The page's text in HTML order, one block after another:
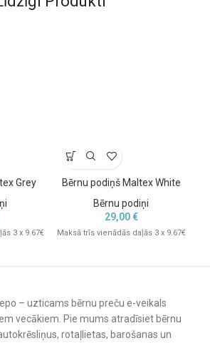
Grey
3 x 9.67€
Bērnu podiņš Maltex White
Bērnu podiņi
29,00€
Maksā trīs vienādās daļās 3 x 9.67€
– uzticams bērnu preču e-veikals
vecākiem. Pie mums atradīsiet bērnu
rotaļlietas, barošanas un